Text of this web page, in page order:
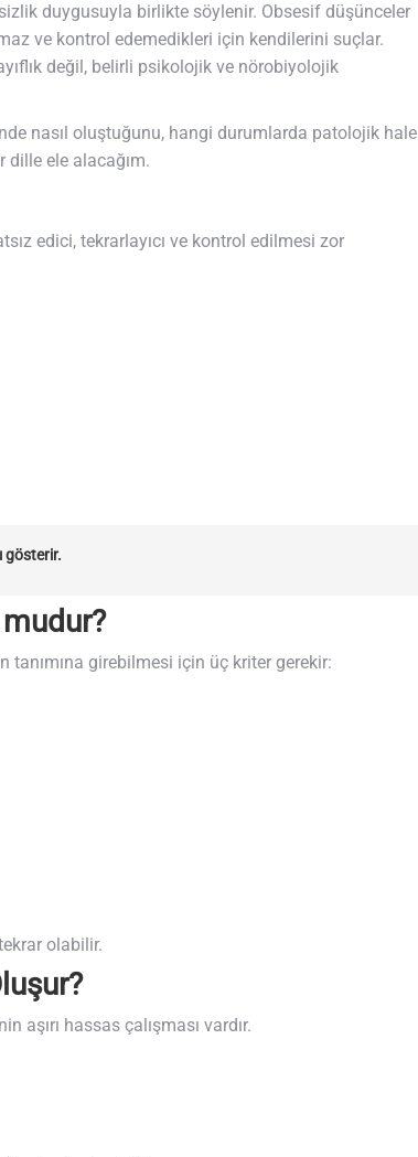
duygusuyla birlikte söylenir. Obsesif düşünceler
ve kontrol edemedikleri için kendilerini suçlar.
değil, belirli psikolojik ve nörobiyolojik
nasıl oluştuğunu, hangi durumlarda patolojik hale
ele alacağım.
edici, tekrarlayıcı ve kontrol edilmesi zor
gösterir.
tanımına girebilmesi için üç kriter gerekir:
olabilir.
hassas çalışması vardır.